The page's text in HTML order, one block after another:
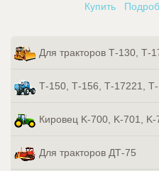
Купить
Для тракторов Т-130, Т-
Т-150, Т-156, Т-17221,
Кировец K-700, K-701, K-
Для тракторов ДТ-75